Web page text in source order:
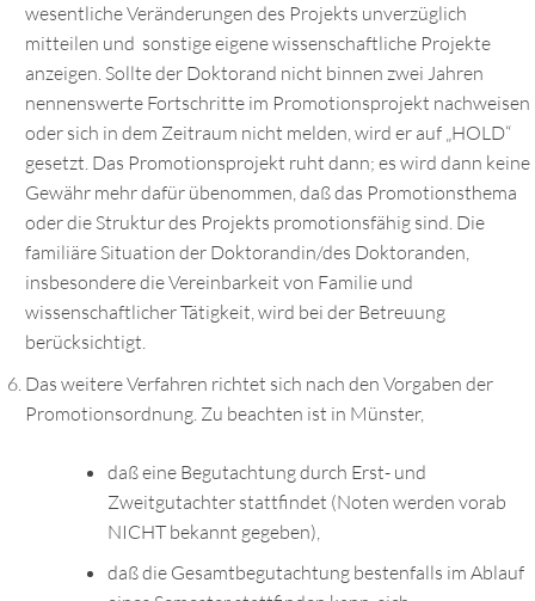
wesentliche Veränderungen des Projekts unverzüglich
mitteilen und sonstige eigene wissenschaftliche Projekte
anzeigen. Sollte der Doktorand nicht binnen zwei Jahren
nennenswerte Fortschritte im Promotionsprojekt nachweisen
oder sich in dem Zeitraum nicht melden, wird er auf „HOLD“
gesetzt. Das Promotionsprojekt ruht dann; es wird dann keine
Gewähr mehr dafür übenommen, daß das Promotionsthema
oder die Struktur des Projekts promotionsfähig sind. Die
familiäre Situation der Doktorandin/des Doktoranden,
insbesondere die Vereinbarkeit von Familie und
wissenschaftlicher Tätigkeit, wird bei der Betreuung
berücksichtigt.
Das weitere Verfahren richtet sich nach den Vorgaben der
Promotionsordnung. Zu beachten ist in Münster,
daß eine Begutachtung durch Erst- und
Zweitgutachter stattfindet (Noten werden vorab
NICHT bekannt gegeben),
daß die Gesamtbegutachtung bestenfalls im Ablauf